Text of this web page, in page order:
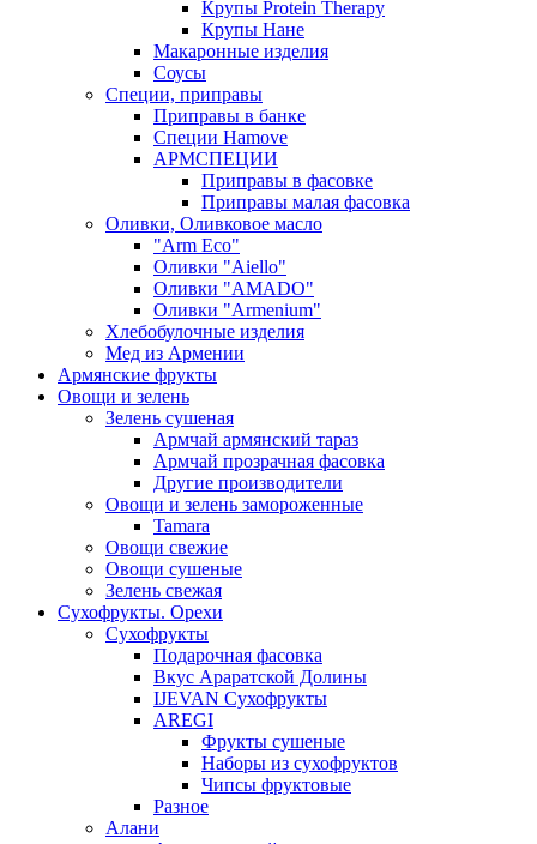
Крупы Protein Therapy
Крупы Нане
Макаронные изделия
Соусы
Специи, приправы
Приправы в банке
Специи Hamove
АРМСПЕЦИИ
Приправы в фасовке
Приправы малая фасовка
Оливки, Оливковое масло
"Arm Eco"
Оливки "Aiello"
Оливки "AMADO"
Оливки "Armenium"
Хлебобулочные изделия
Мед из Армении
Армянские фрукты
Овощи и зелень
Зелень сушеная
Армчай армянский тараз
Армчай прозрачная фасовка
Другие производители
Овощи и зелень замороженные
Tamara
Овощи свежие
Овощи сушеные
Зелень свежая
Сухофрукты. Орехи
Сухофрукты
Подарочная фасовка
Вкус Араратской Долины
IJEVAN Сухофрукты
AREGI
Фрукты сушеные
Наборы из сухофруктов
Чипсы фруктовые
Разное
Алани